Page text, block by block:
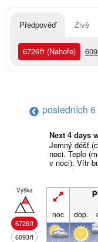
Předpověď Živě
6726ft (Nahoře)
posledních
Next 4 days
Jemný déšť
noci. Teplo
v noci). Vítr
Výška
6726ft
6093ft
noc dop.